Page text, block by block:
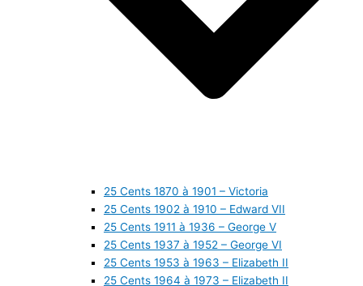
25 Cents 1870 à 1901 – Victoria
25 Cents 1902 à 1910 – Edward VII
25 Cents 1911 à 1936 – George V
25 Cents 1937 à 1952 – George VI
25 Cents 1953 à 1963 – Elizabeth II
25 Cents 1964 à 1973 – Elizabeth II